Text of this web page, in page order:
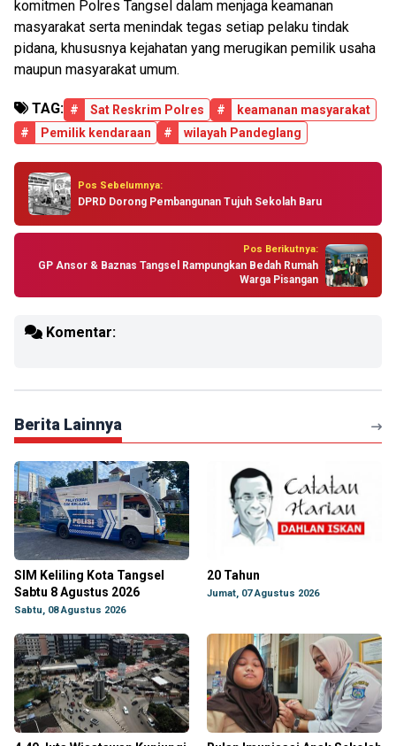
komitmen Polres Tangsel dalam menjaga keamanan
masyarakat serta menindak tegas setiap pelaku tindak
pidana, khususnya kejahatan yang merugikan pemilik usaha
maupun masyarakat umum.
TAG: # Sat Reskrim Polres #
keamanan masyarakat
#
Pemilik kendaraan # wilayah Pandeglang
Pos Sebelumnya:
DPRD Dorong Pembangunan Tujuh Sekolah Baru
Pos Berikutnya:
GP Ansor & Baznas Tangsel Rampungkan Bedah Rumah
Warga Pisangan
Komentar:
Berita Lainnya
SIM Keliling Kota Tangsel
Sabtu 8 Agustus 2026
Sabtu, 08 Agustus 2026
20 Tahun
Jumat, 07 Agustus 2026